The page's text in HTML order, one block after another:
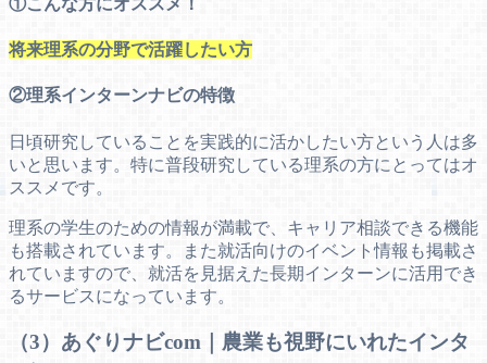
①こんな方にオススメ！
将来理系の分野で活躍したい方
②理系インターンナビの特徴
日頃研究していることを実践的に活かしたい方という人は多
いと思います。特に普段研究している理系の方にとってはオ
ススメです。
理系の学生のための情報が満載で、キャリア相談できる機能
も搭載されています。また就活向けのイベント情報も掲載さ
れていますので、就活を見据えた長期インターンに活用でき
るサービスになっています。
（3）あぐりナビcom｜農業も視野にいれたインタ